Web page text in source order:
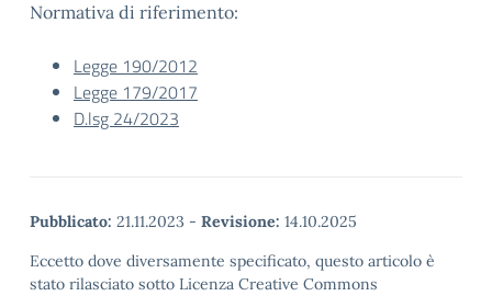
Normativa di riferimento:
Legge 190/2012
Legge 179/2017
D.lsg 24/2023
Pubblicato: 21.11.2023 - Revisione: 14.10.2025
Eccetto dove diversamente specificato, questo articolo è
stato rilasciato sotto Licenza Creative Commons